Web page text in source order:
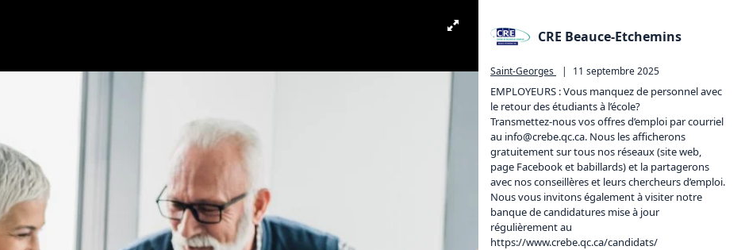
CRE Beauce-Etchemins
Saint-Georges | 11 septembre 2025
EMPLOYEURS : Vous manquez de personnel avec
le retour des étudiants à l’école?
Transmettez-nous vos offres d’emploi par courriel
au info@crebe.qc.ca. Nous les afficherons
gratuitement sur tous nos réseaux (site web,
page Facebook et babillards) et la partagerons
avec nos conseillères et leurs chercheurs d’emploi.
Nous vous invitons également à visiter notre
banque de candidatures mise à jour
régulièrement au
https://www.crebe.qc.ca/candidats/